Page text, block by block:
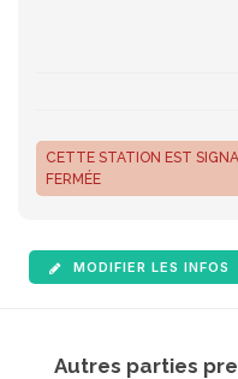
CETTE STATION EST
FERMÉE
MODIFIER LES INFOS
Autres parties